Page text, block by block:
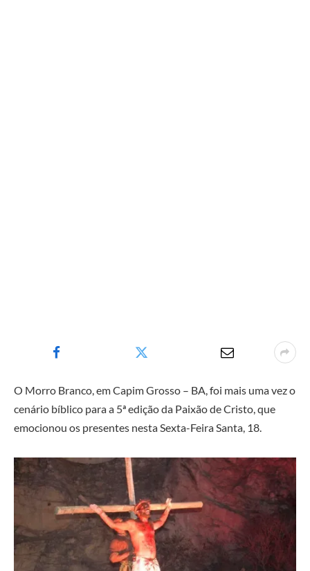
O Morro Branco, em Capim Grosso – BA, foi mais uma vez o
cenário bíblico para a 5ª edição da Paixão de Cristo, que
emocionou os presentes nesta Sexta-Feira Santa, 18.